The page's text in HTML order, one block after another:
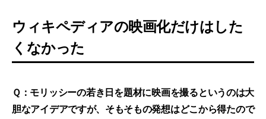
ウィキペディアの映画化だけはした
くなかった
Ｑ：モリッシーの若き日を題材に映画を撮るというのは大
胆なアイデアですが、そもそもの発想はどこから得たので